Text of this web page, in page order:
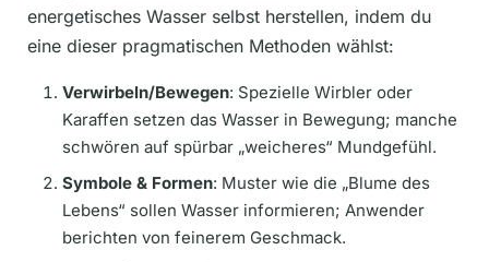
energetisches Wasser selbst herstellen, indem du
eine dieser pragmatischen Methoden wählst:
Verwirbeln/Bewegen: Spezielle Wirbler oder
Karaffen setzen das Wasser in Bewegung; manche
schwören auf spürbar „weicheres“ Mundgefühl.
Symbole & Formen: Muster wie die „Blume des
Lebens“ sollen Wasser informieren; Anwender
berichten von feinerem Geschmack.